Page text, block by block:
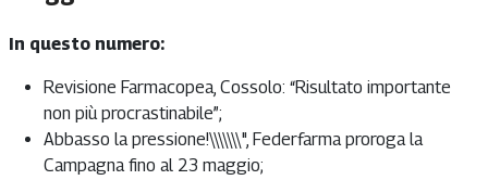
In questo numero:
Revisione Farmacopea, Cossolo: “Risultato importante
non più procrastinabile”;
Abbasso la pressione!\\\\\\\", Federfarma proroga la
Campagna fino al 23 maggio;